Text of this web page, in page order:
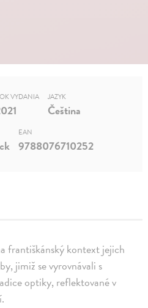
františkánský kontext jejich
jimiž se vyrovnávali s
optiky, reflektované v
VYDANIA JAZYK
Čeština
EAN
9788076710252